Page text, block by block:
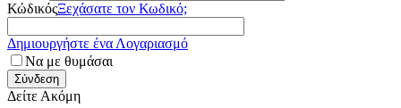
ΚώδικόςΞεχάσατε τον Κωδικό;
Δημιουργήστε ένα Λογαριασμό
Να με θυμάσαι
Σύνδεση
Δείτε Ακόμη